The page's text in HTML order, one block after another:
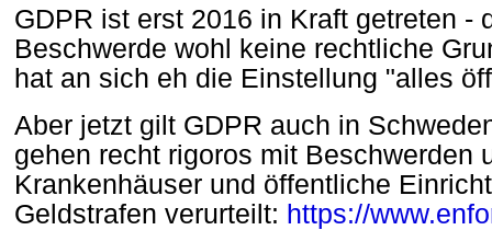
GDPR ist erst 2016 in Kraft getreten -
Beschwerde wohl keine rechtliche
hat an sich eh die Einstellung "alles
Aber jetzt gilt GDPR auch in
gehen recht rigoros mit Beschwerden
Krankenhäuser und öffentliche
Geldstrafen verurteilt: https://